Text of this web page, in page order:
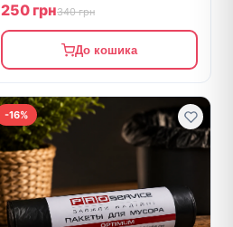
250 грн340 грн
До кошика
-16%